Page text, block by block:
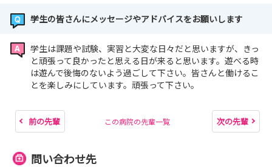
学生の皆さんにメッセージやアドバイスをお願いします
学生は課題や試験、実習と大変な日々だと思いますが、きっ
と頑張って良かったと思える日が来ると思います。遊べる時
は遊んで後悔のないよう過ごして下さい。皆さんと働けるこ
とを楽しみにしています。頑張って下さい。
前の先輩 この病院の先輩一覧 次の先輩
問い合わせ先